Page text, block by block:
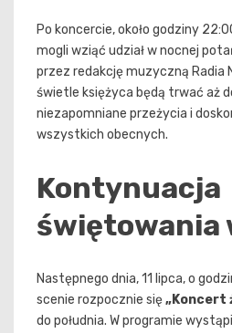
Po koncercie, około godziny
mogli wziąć udział w nocnej
przez redakcję muzyczną Radia
świetle księżyca będą trwać aż
niezapomniane przeżycia i
wszystkich obecnych.
Kontynuacja
świętowania
Następnego dnia, 11 lipca, o
scenie rozpocznie się„Koncert
do południa. W programie